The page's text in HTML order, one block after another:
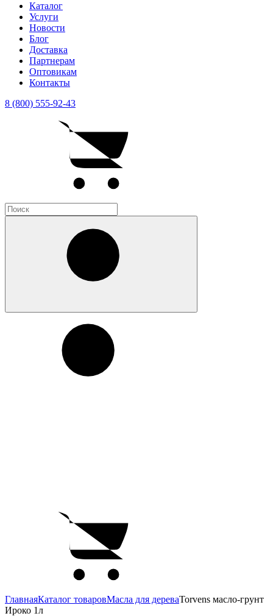
Каталог
Услуги
Новости
Блог
Доставка
Партнерам
Оптовикам
Контакты
8 (800) 555-92-43
ГлавнаяКаталог товаровМасла для дереваTorvens масло-грунт
Ироко 1л